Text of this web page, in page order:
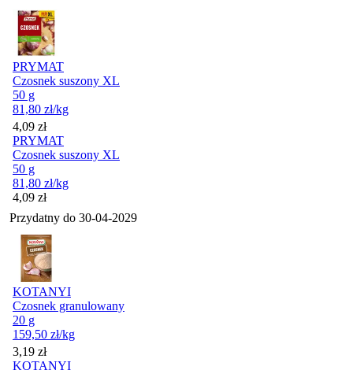
PRYMAT
Czosnek suszony XL
50 g
81,80 zł/kg
Cena
4,09 zł
PRYMAT
Czosnek suszony XL
50 g
81,80 zł/kg
Cena
4,09 zł
Przydatny do 30-04-2029
KOTANYI
Czosnek granulowany
20 g
159,50 zł/kg
Cena
3,19 zł
KOTANYI